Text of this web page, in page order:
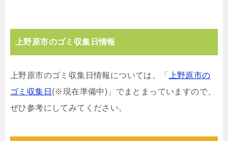
上野原市のゴミ収集日情報
上野原市のゴミ収集日情報については、「
上野原市の
ゴミ収集日 (※現在準備中)」でまとまっていますので、
ぜひ参考にしてみてください。